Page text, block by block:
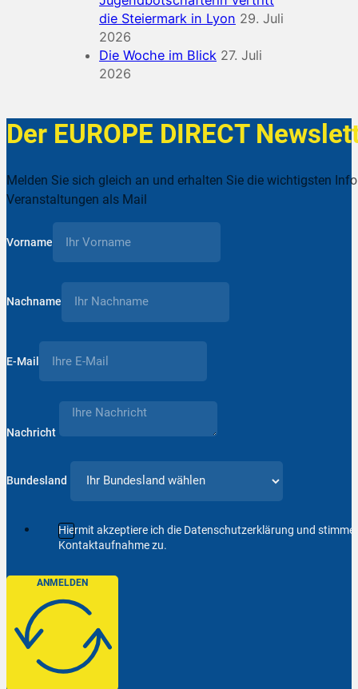
die Steiermark in Lyon 29. Juli
2026
Die Woche im Blick 27. Juli
2026
Der EUROPE DIRECT
Melden Sie sich gleich an und erhalten Sie die wichtigsten
Veranstaltungen als Mail
Vorname
Nachname
E-Mail
Nachricht
Bundesland
Hiermit akzeptiere ich die Datenschutzerklärung und
Kontaktaufnahme zu.
ANMELDEN